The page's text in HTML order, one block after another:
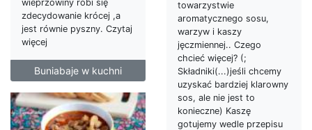
towarzystwie
aromatycznego sosu,
warzyw i kaszy
jęczmiennej.. Czego
chcieć więcej? (;
Składniki(...)jeśli chcemy
uzyskać bardziej klarowny
sos, ale nie jest to
konieczne) Kaszę
gotujemy wedle przepisu
wieprzowiny robi się
zdecydowanie krócej ,a
jest równie pyszny. Czytaj
więcej
Buniabaje w kuchni